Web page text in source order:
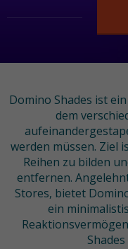
Domino Shades ist
dem
werden müssen. Ziel
Reihen zu bilden
entfernen.
Stores, bietet
ein